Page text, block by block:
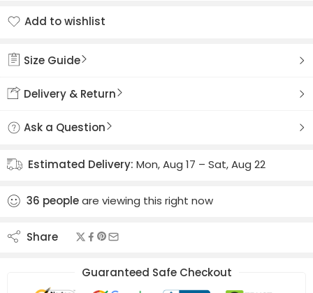
Add to wishlist
Size Guide
Delivery & Return
Ask a Question
Estimated Delivery: Mon, Aug 17 – Sat, Aug 22
36 peopleare viewing this right now
Share
Guaranteed Safe Checkout